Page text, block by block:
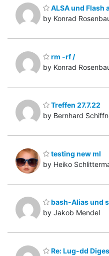
ALSA und Flash
by Konrad
rm -rf /
by Konrad
Treffen 27.7.22
by Bernhard
testing new ml
by Heiko
bash-Alias und
by Jakob Mendel
Re: Lug-dd